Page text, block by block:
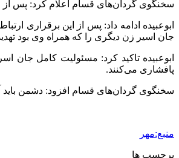
سخنگوی گردان‌های قسام اعلام کرد: پس از
ابوعبیده ادامه داد: پس از این
جان اسیر زن دیگری را که همراه وی بود
ابوعبیده تاکید کرد: مسئولیت کامل جان
پافشاری می‌کنند.
سخنگوی گردان‌های قسام افزود: دشمن باید
منبع:مهر
برچسب ها